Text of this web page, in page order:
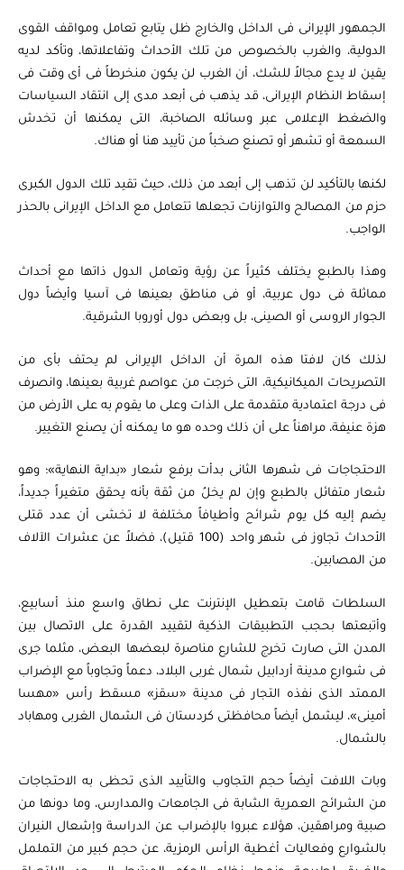
الجمهور الإيرانى فى الداخل والخارج ظل يتابع تعامل ومواقف القوى
الدولية، والغرب بالخصوص من تلك الأحداث وتفاعلاتها، وتأكد لديه
يقين لا يدع مجالاً للشك، أن الغرب لن يكون منخرطاً فى أى وقت فى
إسقاط النظام الإيرانى، قد يذهب فى أبعد مدى إلى انتقاد السياسات
والضغط الإعلامى عبر وسائله الصاخبة، التى يمكنها أن تخدش
السمعة أو تشهر أو تصنع صخباً من تأييد هنا أو هناك.
لكنها بالتأكيد لن تذهب إلى أبعد من ذلك، حيث تقيد تلك الدول الكبرى
حزم من المصالح والتوازنات تجعلها تتعامل مع الداخل الإيرانى بالحذر
الواجب.
وهذا بالطبع يختلف كثيراً عن رؤية وتعامل الدول ذاتها مع أحداث
مماثلة فى دول عربية، أو فى مناطق بعينها فى آسيا وأيضاً دول
الجوار الروسى أو الصينى، بل وبعض دول أوروبا الشرقية.
لذلك كان لافتا هذه المرة أن الداخل الإيرانى لم يحتف بأى من
التصريحات الميكانيكية، التى خرجت من عواصم غربية بعينها، وانصرف
فى درجة اعتمادية متقدمة على الذات وعلى ما يقوم به على الأرض من
هزة عنيفة، مراهناً على أن ذلك وحده هو ما يمكنه أن يصنع التغيير.
الاحتجاجات فى شهرها الثانى بدأت برفع شعار «بداية النهاية»؛ وهو
شعار متفائل بالطبع وإن لم يخلُ من ثقة بأنه يحقق متغيراً جديداً،
يضم إليه كل يوم شرائح وأطيافاً مختلفة لا تخشى أن عدد قتلى
الأحداث تجاوز فى شهر واحد (100 قتيل)، فضلاً عن عشرات الآلاف
من المصابين.
السلطات قامت بتعطيل الإنترنت على نطاق واسع منذ أسابيع،
وأتبعتها بحجب التطبيقات الذكية لتقييد القدرة على الاتصال بين
المدن التى صارت تخرج للشارع مناصرة لبعضها البعض، مثلما جرى
فى شوارع مدينة أردابيل شمال غربى البلاد، دعماً وتجاوباً مع الإضراب
الممتد الذى نفذه التجار فى مدينة «سقز» مسقط رأس «مهسا
أمينى»، ليشمل أيضاً محافظتى كردستان فى الشمال الغربى ومهاباد
بالشمال.
وبات اللافت أيضاً حجم التجاوب والتأييد الذى تحظى به الاحتجاجات
من الشرائح العمرية الشابة فى الجامعات والمدارس، وما دونها من
صبية ومراهقين، هؤلاء عبروا بالإضراب عن الدراسة وإشعال النيران
بالشوارع وفعاليات أغطية الرأس الرمزية، عن حجم كبير من التململ